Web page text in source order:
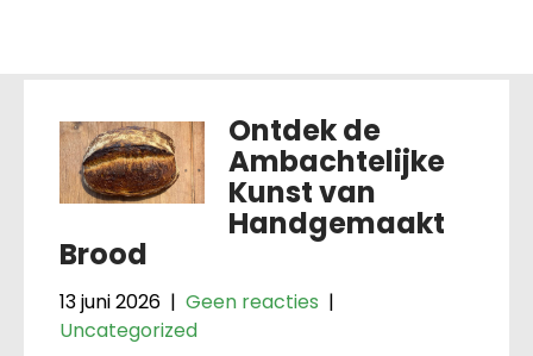
Ontdek de
Ambachtelijke
Kunst van
Handgemaakt
Brood
13 juni 2026 | Geen reacties |
Uncategorized